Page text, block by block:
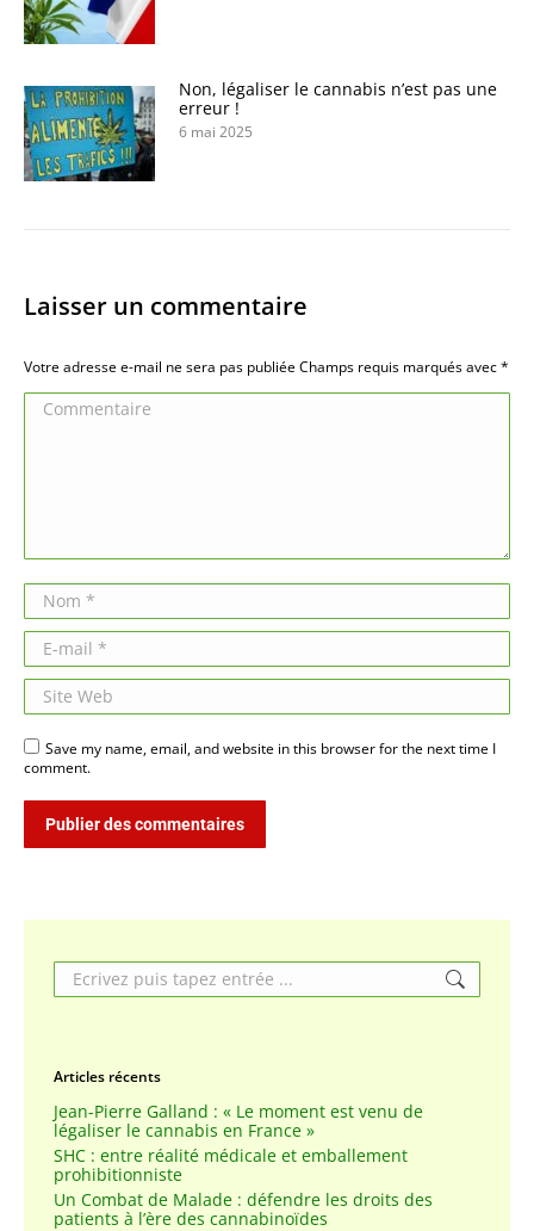
Non, légaliser le cannabis n’est pas une
erreur !
6 mai 2025
Laisser un commentaire
Votre adresse e-mail ne sera pas publiée Champs requis marqués avec*
Commentaire
Nom *
E-mail *
Site Web
Save my name, email, and website in this browser for the next time I
comment.
Publier des commentaires
Search:
Articles récents
Jean-Pierre Galland : « Le moment est venu de
légaliser le cannabis en France »
SHC : entre réalité médicale et emballement
prohibitionniste
Un Combat de Malade : défendre les droits des
patients à l’ère des cannabinoïdes